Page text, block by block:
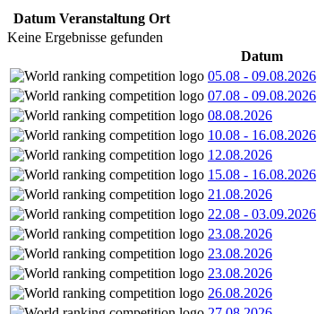
Datum Veranstaltung Ort
Keine Ergebnisse gefunden
Datum
05.08 - 09.08.2026
07.08 - 09.08.2026
08.08.2026
10.08 - 16.08.2026
12.08.2026
15.08 - 16.08.2026
21.08.2026
22.08 - 03.09.2026
23.08.2026
23.08.2026
23.08.2026
26.08.2026